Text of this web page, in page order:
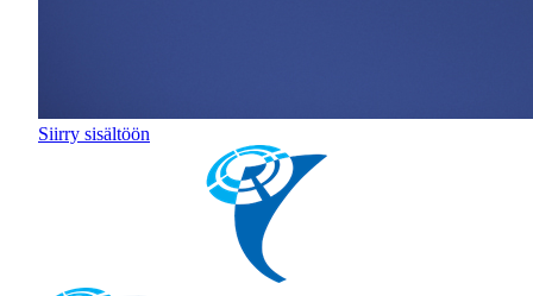
Siirry sisältöön